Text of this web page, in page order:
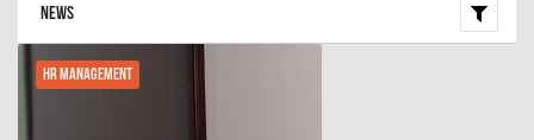
News
HR Management